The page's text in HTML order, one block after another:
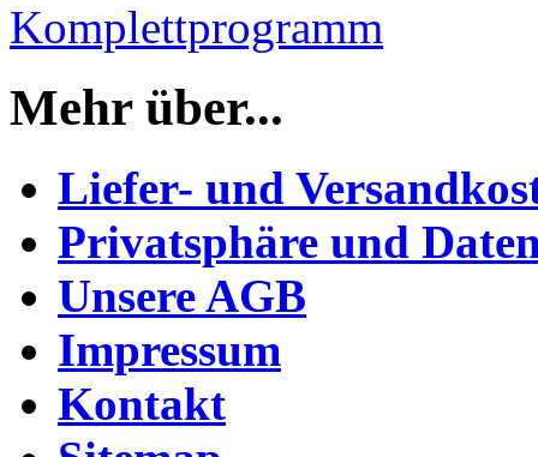
Komplettprogramm
Mehr über...
Liefer- und
Privatsphäre und
Unsere AGB
Impressum
Kontakt